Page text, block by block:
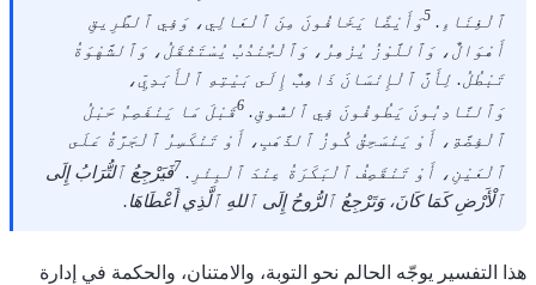
ٱلْغِنَاءِ. 5وَأَيْضًا يَخَافُونَ مِنَ ٱلْعَالِي، وَفِي ٱلطَّرِيقِ
أَهْوَالٌ، وَٱللَّوْزُ يُزْهِرُ، وَٱلْجُنْدُبُ يُسْتَثْقَلُ، وَٱلشَّهْوَةُ
تَبْطُلُ. لِأَنَّ ٱلْإِنْسَانَ ذَاهِبٌ إِلَى بَيْتِهِ ٱلْأَبَدِيِّ،
وَٱلنَّادِبُونَ يَطُوفُونَ فِي ٱلسُّوقِ. 6قَبْلَ مَا يَنْفَصِمُ حَبْلُ
ٱلْفِضَّةِ، أَوْ يَنْسَحِقُ كُوزُ ٱلذَّهَبِ، أَوْ تَنْكَسِرُ ٱلْجَرَّةُ عَلَى
ٱلْعَيْنِ، أَوْ تَنْقَصِفُ ٱلْبَكَرَةُ عِنْدَ ٱلْبِئْرِ. 7فَيَرْجِعُ ٱلتُّرَابُ إِلَى
ٱلْأَرْضِ كَمَا كَانَ، وَتَرْجِعُ ٱلرُّوحُ إِلَى ٱللهِ ٱلَّذِي أَعْطَاهَا.
هذا التفسير يوجّه الحالم نحو التوبة، والامتنان، والحكمة في إدارة